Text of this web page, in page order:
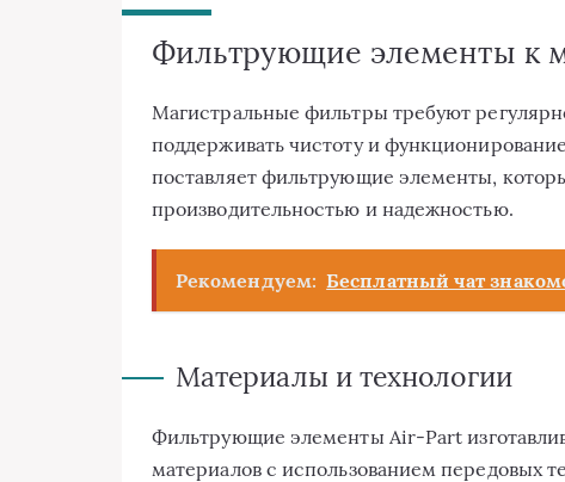
Фильтрующие элементы к
Магистральные фильтры требуют
поддерживать чистоту и
поставляет фильтрующие элементы,
производительностью и надежностью.
Рекомендуем: Бесплатный чат
Материалы и технологии
Фильтрующие элементы Air-Part
материалов с использованием передовых